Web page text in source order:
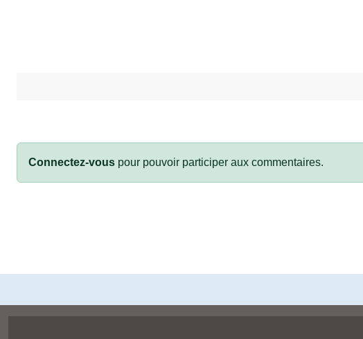
Connectez-vous pour pouvoir participer aux commentaires.